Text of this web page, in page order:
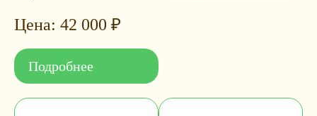
42 000 ₽
Подробнее